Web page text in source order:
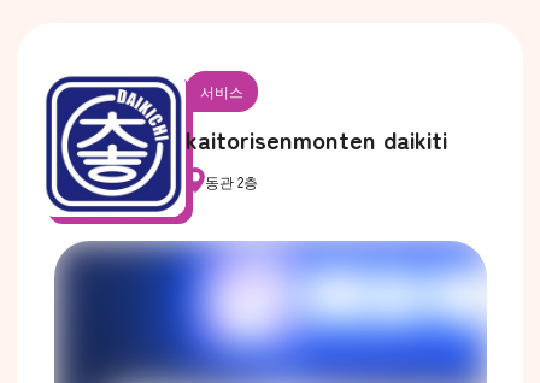
서비스
kaitorisenmonten daikiti
동관 2층